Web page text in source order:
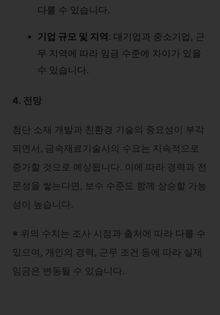
다를 수 있습니다.
기업 규모 및 지역 : 대기업과 중소기업, 근
무 지역에 따라 임금 수준에 차이가 있을
수 있습니다.
4. 전망
첨단 소재 개발과 친환경 기술의 중요성이 부각
되면서, 금속재료기술사의 수요는 지속적으로
증가할 것으로 예상됩니다. 이에 따라 경력과 전
문성을 쌓는다면, 보수 수준도 함께 상승할 가능
성이 높습니다.
※ 위의 수치는 조사 시점과 출처에 따라 다를 수
있으며, 개인의 경력, 근무 조건 등에 따라 실제
임금은 변동될 수 있습니다.